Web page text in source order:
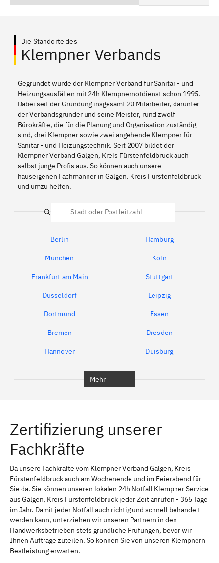
Die Standorte des
Klempner Verbands
Gegründet wurde der Klempner Verband für Sanitär - und
Heizungsausfällen mit 24h Klempnernotdienst schon 1995.
Dabei seit der Gründung insgesamt 20 Mitarbeiter, darunter
der Verbandsgründer und seine Meister, rund zwölf
Bürokräfte, die für die Planung und Organisation zuständig
sind, drei Klempner sowie zwei angehende Klempner für
Sanitär - und Heizungstechnik. Seit 2007 bildet der
Klempner Verband Galgen, Kreis Fürstenfeldbruck auch
selbst junge Profis aus. So können auch unsere
hauseigenen Fachmänner in Galgen, Kreis Fürstenfeldbruck
und umzu helfen.
Suche
Berlin Hamburg
München Köln
Frankfurt am Main Stuttgart
Düsseldorf Leipzig
Dortmund Essen
Bremen Dresden
Hannover Duisburg
Erlangen Bamberg
Bayreuth
Schweinfurt Passau
Freising Rudelsdorf, Mittelfranken
Mehr
Zertifizierung unserer
Fachkräfte
Da unsere Fachkräfte vom Klempner Verband Galgen, Kreis
Fürstenfeldbruck auch am Wochenende und im Feierabend für
Sie da. Sie können unseren lokalen 24h Notfall Klempner Service
aus Galgen, Kreis Fürstenfeldbruck jeder Zeit anrufen - 365 Tage
im Jahr. Damit jeder Notfall auch richtig und schnell behandelt
werden kann, unterziehen wir unseren Partnern in den
Handwerksbetrieben stets gründliche Prüfungen, bevor wir
Ihnen Aufträge zuteilen. So können Sie von unseren Klempnern
Bestleistung erwarten.